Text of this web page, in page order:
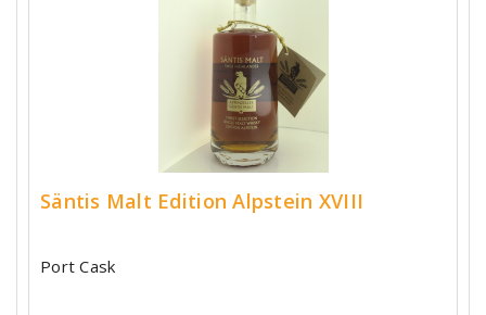
Säntis Malt Edition Alpstein XVIII
Port Cask